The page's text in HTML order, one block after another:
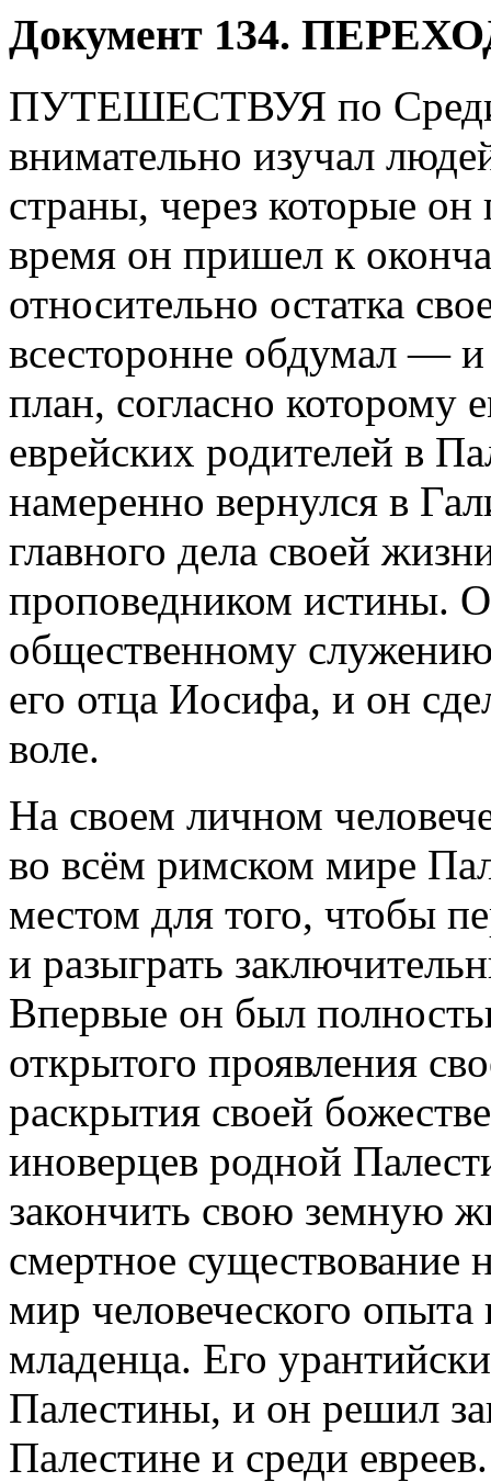
Документ 134.
ПУТЕШЕСТВУЯ по
внимательно изучал
страны, через которые
время он пришел к
относительно остатка
всесторонне обдумал —
план, согласно которому
еврейских родителей в
намеренно вернулся в
главного дела своей
проповедником истины.
общественному
его отца Иосифа, и он
воле.
На своем личном
во всём римском мире
местом для того, чтобы
и разыграть
Впервые он был
открытого проявления
раскрытия своей
иноверцев родной
закончить свою земную
смертное существование
мир человеческого
младенца. Его
Палестины, и он решил
Палестине и среди евреев.